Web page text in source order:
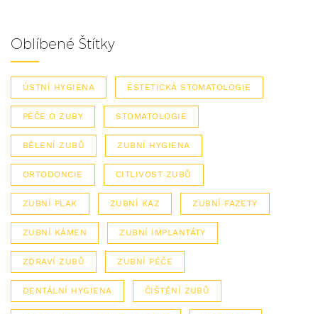
Oblíbené Štítky
ÚSTNÍ HYGIENA ESTETICKÁ STOMATOLOGIE
PÉČE O ZUBY STOMATOLOGIE
BĚLENÍ ZUBŮ ZUBNÍ HYGIENA
ORTODONCIE CITLIVOST ZUBŮ
ZUBNÍ PLAK ZUBNÍ KAZ ZUBNÍ FAZETY
ZUBNÍ KÁMEN ZUBNÍ IMPLANTÁTY
ZDRAVÍ ZUBŮ ZUBNÍ PÉČE
DENTÁLNÍ HYGIENA ČIŠTĚNÍ ZUBŮ